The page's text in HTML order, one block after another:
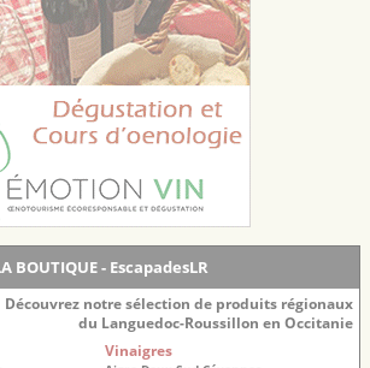
BOUTIQUE - EscapadesLR
Découvrez notre sélection de produits régionaux
du Languedoc-Roussillon en Occitanie
Vinaigres